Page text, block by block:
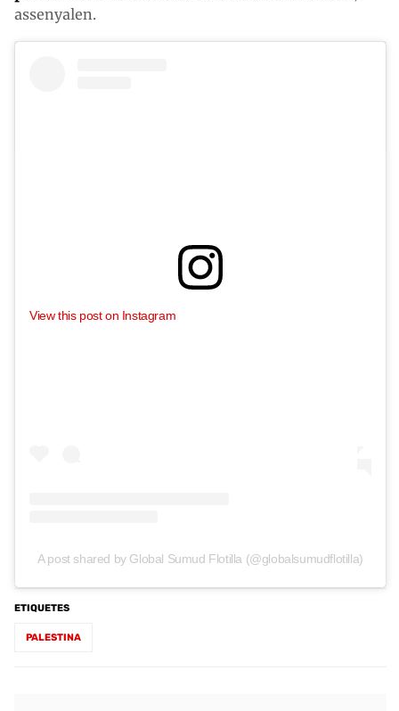
assenyalen.
View this post on Instagram
A post shared by Global Sumud Flotilla (@globalsumudflotilla)
ETIQUETES
PALESTINA